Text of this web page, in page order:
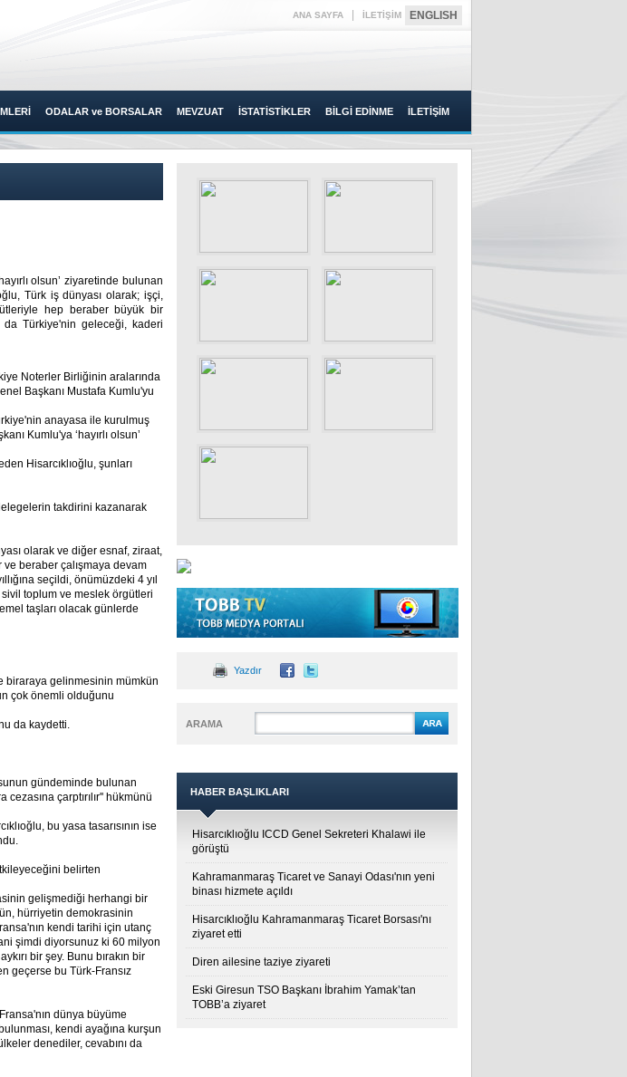
ANA SAYFA İLETİŞİM ENGLISH
ODALAR ve BORSALAR MEVZUAT İSTATİSTİKLER BİLGİ EDİNME İLETİŞİM
olsun’ ziyaretinde bulunan
Türk iş dünyası olarak; işçi,
hep beraber büyük bir
da Türkiye'nin geleceği, kaderi
Noterler Birliğinin aralarında
Başkanı Mustafa Kumlu'yu
anayasa ile kurulmuş
Kumlu'ya ‘hayırlı olsun’
Hisarcıklıoğlu, şunları
takdirini kazanarak
olarak ve diğer esnaf, ziraat,
ve beraber çalışmaya devam
seçildi, önümüzdeki 4 yıl
toplum ve meslek örgütleri
taşları olacak günlerde
biraraya gelinmesinin mümkün
çok önemli olduğunu
da kaydetti.
gündeminde bulunan
cezasına çarptırılır'' hükmünü
bu yasa tasarısının ise
belirten
gelişmediği herhangi bir
hürriyetin demokrasinin
kendi tarihi için utanç
şimdi diyorsunuz ki 60 milyon
bir şey. Bunu bırakın bir
geçerse bu Türk-Fransız
dünya büyüme
kendi ayağına kurşun
denediler, cevabını da
Yazdır
ARAMA
HABER BAŞLIKLARI
Hisarcıklıoğlu ICCD Genel Sekreteri Khalawi ile
görüştü
Kahramanmaraş Ticaret ve Sanayi Odası'nın yeni
binası hizmete açıldı
Hisarcıklıoğlu Kahramanmaraş Ticaret Borsası'nı
ziyaret etti
Diren ailesine taziye ziyareti
Eski Giresun TSO Başkanı İbrahim Yamak’tan
TOBB’a ziyaret